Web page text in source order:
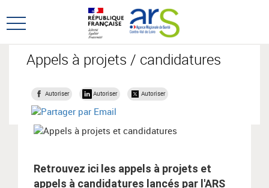
au
menu
au
contenu
Ouvrir
menu
principal
Appels à projets / candidatures
Autoriser Autoriser Autoriser
Retrouvez ici les appels à projets et
appels à candidatures lancés par l'ARS